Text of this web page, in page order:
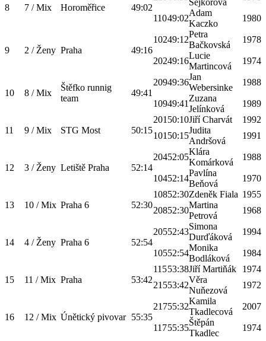
8 7 / Mix Horoměřice 49:02
Sejkorová
11049:02
Adam
Kaczko
1980
9 2 / Ženy Praha 49:16
10249:12
Petra
Bačkovská
1978
20249:16
Lucie
Martincová
1974
10 8 / Mix
Štěfko runnig
team
49:41
20949:36
Jan
Webersinke
1988
10949:41
Zuzana
Jelínková
1989
11 9 / Mix STG Most 50:15
201 50:10Jiří Charvát
1992
101 50:15
Judita
Andršová
1991
12 3 / Ženy Letiště Praha 52:14
20452:05
Klára
Komárková
1988
10452:14
Pavlína
Beňová
1970
13 10 / Mix Praha 6 52:30
10852:30Zdeněk Fiala 1955
20852:30
Martina
Petrová
1968
14 4 / Ženy Praha 6 52:54
20552:43
Simona
Durďáková
1994
10552:54
Monika
Bodláková
1984
15 11 / Mix Praha 53:42
11553:38Jiří Martiňák
1974
21553:42
Věra
Nuňezová
1972
16 12 / Mix Únětický pivovar 55:35
21755:32
Kamila
Tkadlecová
2007
11755:35
Štěpán
Tkadlec
1974